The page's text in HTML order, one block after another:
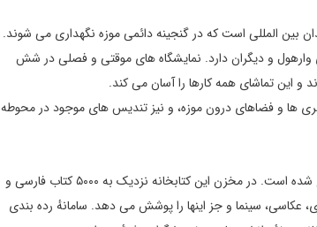
بین‌ المللی است که در گنجینه دائمی موزه نگهداری می‌ شوند.
وارهول و دیگران دارد. نمایشگاه‌ های موقتی و فصلی در شش
و این تماشای همه کارها را آسان می‌ کند.
ها و فضاهای درون موزه، و نیز تندیس‌ های موجود در محوطه
کتابخانهٔ تخصصی موزه در پایان شیبراهی که به بخش‌ های امور اداری و هنری می‌ رسد واقع شده است. در مخزن این کتابخانه نزدیک به ۵۰۰۰ کتاب فارسی و
سینما و جز اینها را پوشش می‌ دهد. سامانهٔ رده‌ بندی